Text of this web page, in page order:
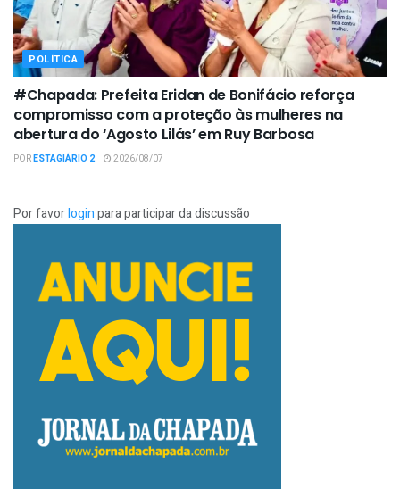
POLÍTICA
#Chapada: Prefeita Eridan de Bonifácio reforça
compromisso com a proteção às mulheres na
abertura do ‘Agosto Lilás’ em Ruy Barbosa
PORESTAGIÁRIO 2 2026/08/07
Por favorloginpara participar da discussão